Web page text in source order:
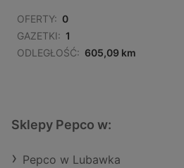
OFERTY: 0
GAZETKI: 1
ODLEGŁOŚĆ: 605,09 km
Sklepy Pepco w:
Pepco w Lubawka